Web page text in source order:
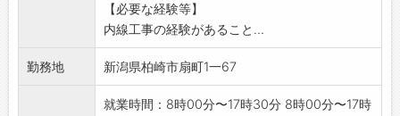
【必要な経験等】
内線工事の経験があること...
勤務地 新潟県柏崎市扇町1一67
就業時間：8時00分〜17時30分 8時00分〜17時